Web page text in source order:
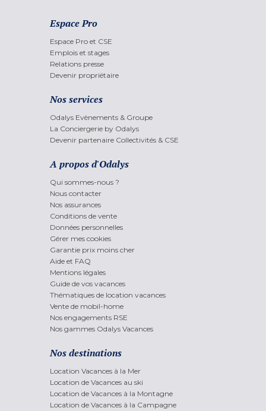
Espace Pro
Espace Pro et CSE
Emplois et stages
Relations presse
Devenir propriétaire
Nos services
Odalys Evènements & Groupe
La Conciergerie by Odalys
Devenir partenaire Collectivités & CSE
A propos d'Odalys
Qui sommes-nous ?
Nous contacter
Nos assurances
Conditions de vente
Données personnelles
Gérer mes cookies
Garantie prix moins cher
Aide et FAQ
Mentions légales
Guide de vos vacances
Thématiques de location vacances
Vente de mobil-home
Nos engagements RSE
Nos gammes Odalys Vacances
Nos destinations
Location Vacances à la Mer
Location de Vacances au ski
Location de Vacances à la Montagne
Location de Vacances à la Campagne